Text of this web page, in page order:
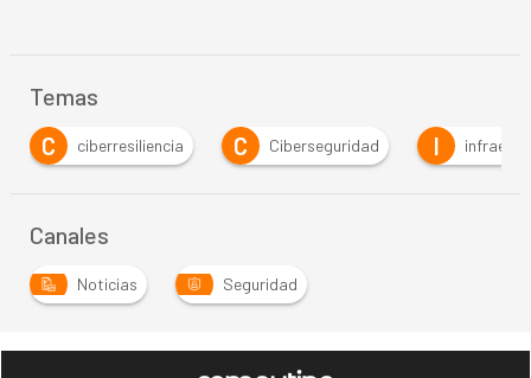
Temas
C
ciberresiliencia C Ciberseguridad I
Canales
Noticias Seguridad